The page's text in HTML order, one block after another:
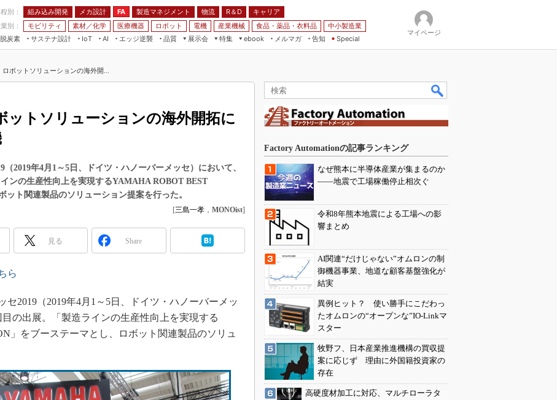
別： 組み込み開発 メカ設計 FA 製造マネジメント 物流 R＆D
キャリア
別：
モビリティ 素材／化学 医療機器 ロボット 電機 産業機械 食品・薬品・衣料品
中小製造業
脱炭素
サステナ設計
IoT
AI
保全
エッジ逆襲 品質
展示会
JIMTOF
IIFES
TECHNO-FRONTIER
人テク展
EdgeTech+
日本ものづくりワールド
特集
つながるクルマ
組み込み画像技術
組み込みモデリング
ISO26262
デジタルツインとCAE
S＆OP
インダストリー4.0
製造業ビッグデータ
メイドインジャパン
ebook
メルマガ
告知 Special
マイページ
ボットソリューションの海外開...
ットソリューションの海外開拓に
2019年4月1～5日、ドイツ・ハノーバーメッセ）において、
ンの生産性向上を実現するYAMAHA ROBOT BEST
ト関連製品のソリューション提案を行った。
[三島一孝 ， MONOist]
見る Share
ら
2019（2019年4月1～5日、ドイツ・ハノーバーメッ
の出展。「製造ラインの生産性向上を実現する
」をブーステーマとし、ロボット関連製品のソリュ
Factory Automationの記事ランキング
なぜ熊本に半導体産業が集まるのか
――地震で工場稼働停止相次ぐ
令和8年熊本地震による工場への影
響まとめ
AI関連“だけじゃない”オムロンの制
御機器事業、地道な顧客基盤強化が
結実
異例ヒット？ 使い勝手にこだわっ
たオムロンの“オープンな”IO-Linkマ
スター
牧野フ、日本産業推進機構の買収提
案に応じず 理由に外国籍投資家の
存在
高硬度材加工に対応、マルチローラタ